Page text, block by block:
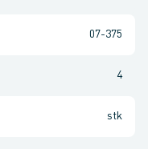
07-375
4
stk